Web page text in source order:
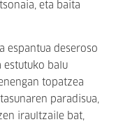
eta baita
espantua deseroso
estutuko balu
topatzea
paradisua,
iraultzaile bat,